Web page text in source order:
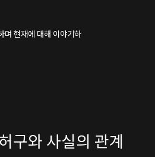
HOT SUGAR -
와 〈CREAM,
“Est-ce vraiment
품이 아닌 ‘무드’를 서
며 현재에 대해 이야기하
구와 사실의 관계